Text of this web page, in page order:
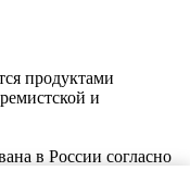
продуктами
и
в России согласно